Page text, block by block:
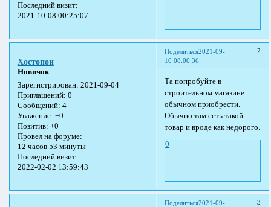
Последний визит:
2021-10-08 00:25:07
Поделиться 2
2021-09-
10 08:00:36
Хостопон
Новичок
Зарегистрирован: 2021-09-04
Приглашений: 0
Сообщений: 4
Уважение: +0
Позитив: +0
Провел на форуме:
12 часов 53 минуты
Последний визит:
2022-02-02 13:59:43
Та попробуйте в
строительном магазине
обычном приобрести.
Обычно там есть такой
товар и вроде как недорого.
0
Поделиться 3
2021-09-